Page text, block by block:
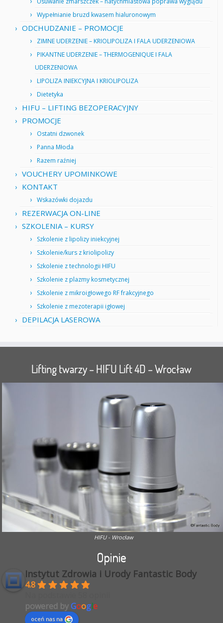
Wypełnianie bruzd kwasem hialuronowym
ODCHUDZANIE – PROMOCJE
ZIMNE UDERZENIE – KRIOLIPOLIZA I FALA UDERZENIOWA
PIKANTNE UDERZENIE – THERMOGENIQUE I FALA
UDERZENIOWA
LIPOLIZA INIEKCYJNA I KRIOLIPOLIZA
Dietetyka
HIFU – LIFTING BEZOPERACYJNY
PROMOCJE
Ostatni dzwonek
Panna Młoda
Razem raźniej
VOUCHERY UPOMINKOWE
KONTAKT
Wskazówki dojazdu
REZERWACJA ON-LINE
SZKOLENIA – KURSY
Szkolenie z lipolizy iniekcyjnej
Szkolenie/kurs z kriolipolizy
Szkolenie z technologii HIFU
Szkolenie z plazmy kosmetycznej
Szkolenie z mikroigłowego RF frakcyjnego
Szkolenie z mezoterapii igłowej
DEPILACJA LASEROWA
Lifting twarzy – HIFU Lift 4D – Wrocław
HIFU - Wrocław
Opinie
Instytut Zdrowia i Urody Fantastic Body
4.8
powered byGoogle
oceń nas na